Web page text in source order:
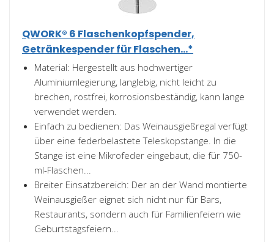
QWORK® 6 Flaschenkopfspender,
Getränkespender für Flaschen...*
Material: Hergestellt aus hochwertiger
Aluminiumlegierung, langlebig, nicht leicht zu
brechen, rostfrei, korrosionsbeständig, kann lange
verwendet werden.
Einfach zu bedienen: Das Weinausgießregal verfügt
über eine federbelastete Teleskopstange. In die
Stange ist eine Mikrofeder eingebaut, die für 750-
ml-Flaschen...
Breiter Einsatzbereich: Der an der Wand montierte
Weinausgießer eignet sich nicht nur für Bars,
Restaurants, sondern auch für Familienfeiern wie
Geburtstagsfeiern...